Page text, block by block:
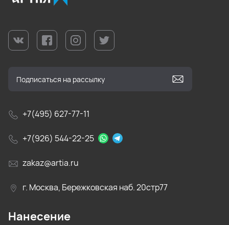
+7(495) 627-77-11
+7(926) 544-22-25
zakaz@artia.ru
г. Москва, Бережковская наб. 20стр77
Нанесение